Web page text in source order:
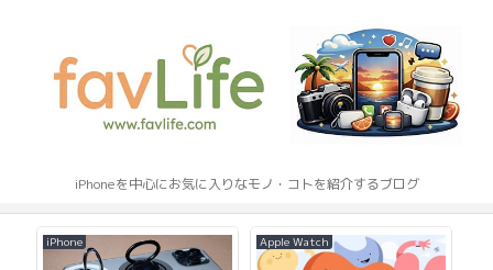
iPhoneを中心にお気に入りなモノ・コトを紹介するブログ
Mac Apple Watch